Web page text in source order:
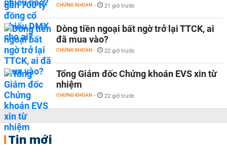
CHỨNG KHOÁN - 21 giờ trước
Dòng tiền ngoại bất ngờ trở lại TTCK, ai
đã mua vào?
CHỨNG KHOÁN - 22 giờ trước
Tổng Giám đốc Chứng khoán EVS xin từ
nhiệm
CHỨNG KHOÁN - 22 giờ trước
Tin mới